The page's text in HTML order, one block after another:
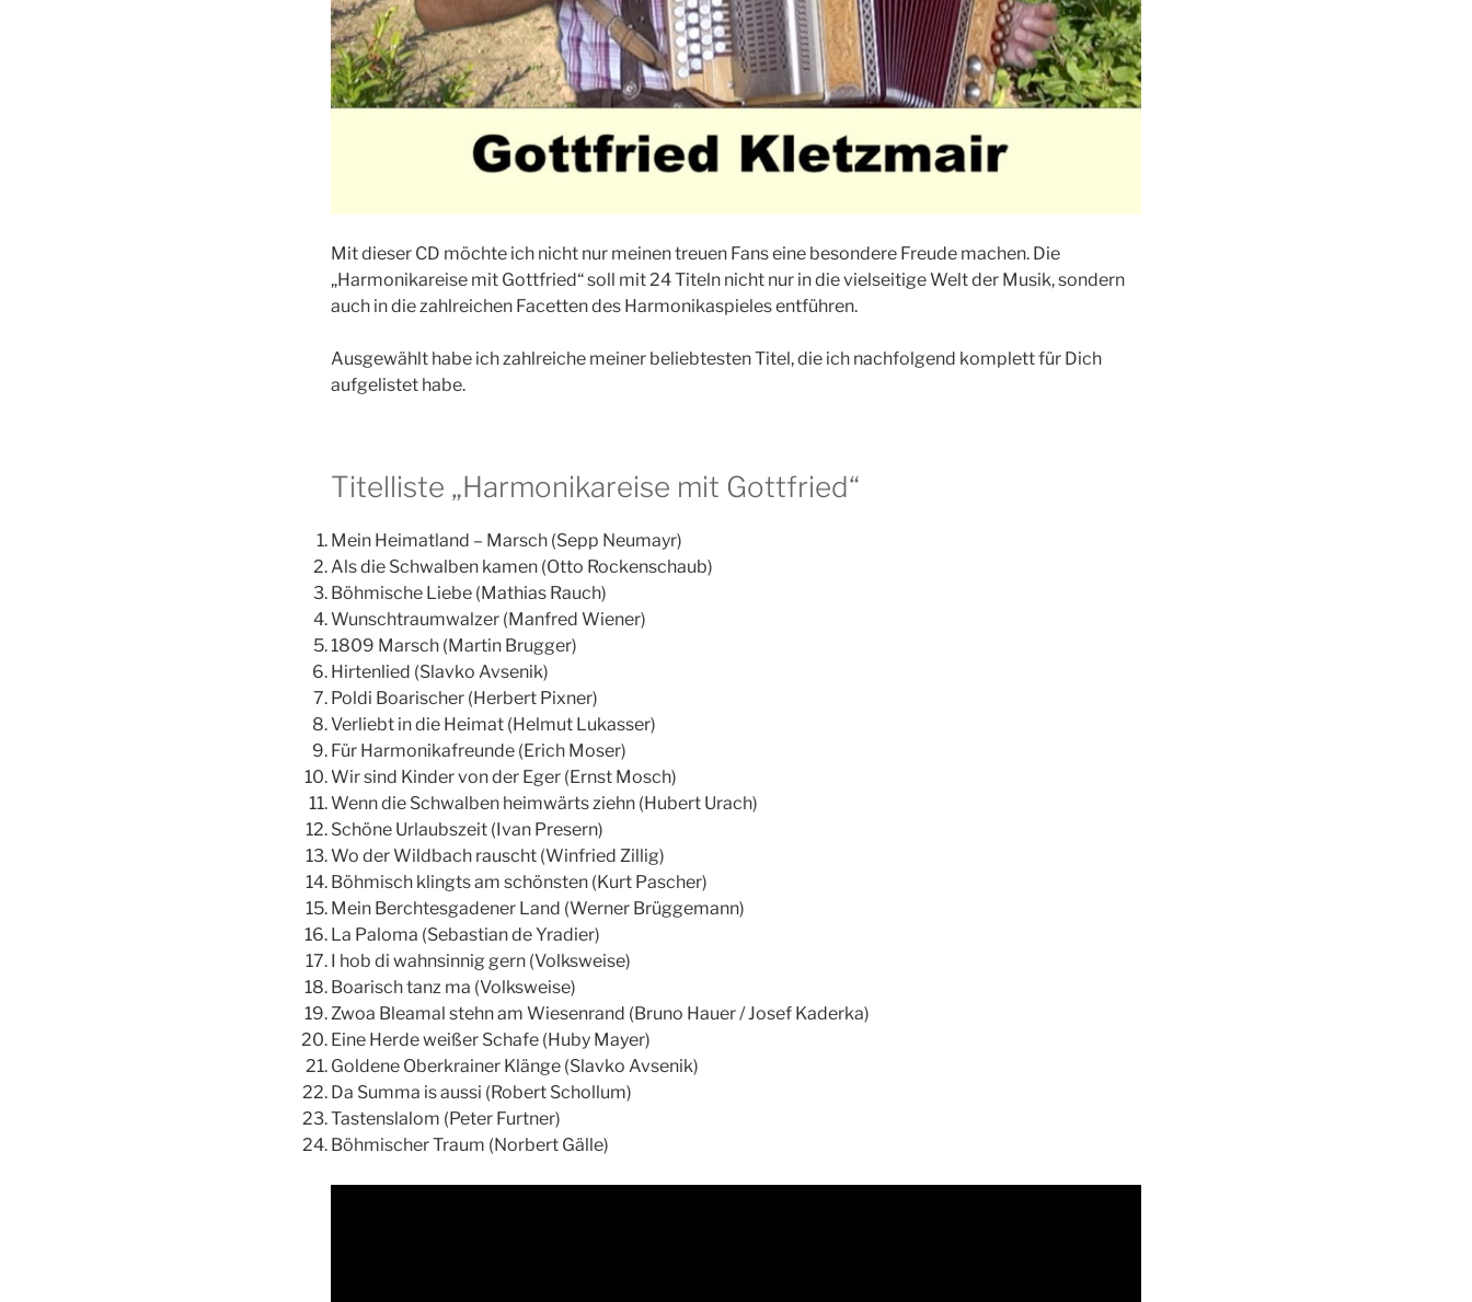
Mit dieser CD möchte ich nicht nur meinen treuen Fans eine besondere Freude machen. Die
„Harmonikareise mit Gottfried“ soll mit 24 Titeln nicht nur in die vielseitige Welt der Musik, sondern
auch in die zahlreichen Facetten des Harmonikaspieles entführen.
Ausgewählt habe ich zahlreiche meiner beliebtesten Titel, die ich nachfolgend komplett für Dich
aufgelistet habe.
Titelliste „Harmonikareise mit Gottfried“
Mein Heimatland – Marsch (Sepp Neumayr)
Als die Schwalben kamen (Otto Rockenschaub)
Böhmische Liebe (Mathias Rauch)
Wunschtraumwalzer (Manfred Wiener)
1809 Marsch (Martin Brugger)
Hirtenlied (Slavko Avsenik)
Poldi Boarischer (Herbert Pixner)
Verliebt in die Heimat (Helmut Lukasser)
Für Harmonikafreunde (Erich Moser)
Wir sind Kinder von der Eger (Ernst Mosch)
Wenn die Schwalben heimwärts ziehn (Hubert Urach)
Schöne Urlaubszeit (Ivan Presern)
Wo der Wildbach rauscht (Winfried Zillig)
Böhmisch klingts am schönsten (Kurt Pascher)
Mein Berchtesgadener Land (Werner Brüggemann)
La Paloma (Sebastian de Yradier)
I hob di wahnsinnig gern (Volksweise)
Boarisch tanz ma (Volksweise)
Zwoa Bleamal stehn am Wiesenrand (Bruno Hauer / Josef Kaderka)
Eine Herde weißer Schafe (Huby Mayer)
Goldene Oberkrainer Klänge (Slavko Avsenik)
Da Summa is aussi (Robert Schollum)
Tastenslalom (Peter Furtner)
Böhmischer Traum (Norbert Gälle)